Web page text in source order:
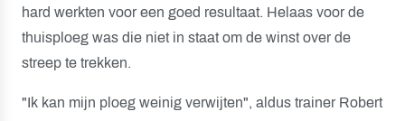
hard werkten voor een goed resultaat. Helaas voor de
thuisploeg was die niet in staat om de winst over de
streep te trekken.
"Ik kan mijn ploeg weinig verwijten", aldus trainer Robert